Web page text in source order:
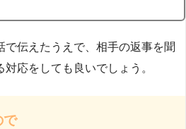
で伝えたうえで、相手の返事を聞
応をしても良いでしょう。
で